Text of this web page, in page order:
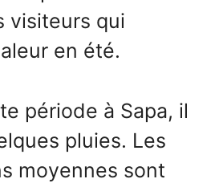
visiteurs qui
en été.
période à Sapa, il
pluies. Les
moyennes sont